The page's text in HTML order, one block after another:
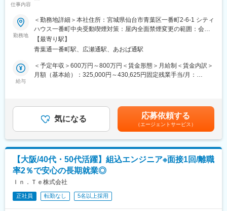
今後エンジニア事業を当社の主軸事業にしていくため、組織体制
の強化や
お客様先での体制化・自社請負を目指しています。拡大のため今
後も未経験の方の採用も継続して進めていく予定です。
◆当社の魅力：
◎技術スキルだけではなくヒューマンスキルを成長できる環境◎
いただき開発サポート進めていただく役割を期待しています。技
術成長だけではなく、技術伝達やマネジメント能力などヒューマ
ンスキルも成長できる環境です。
◎手を動かし続けられる環境◎
エンジニアとして設計～テストまでの工程をお任せする案件が主
流となっているためマネジメントだけではなくご自身でも手を動
かしつつ生涯エンジニアとしてご活躍いただける環境です。
手を動かすことはやめないながらもマネジメントや後進育成に努
めていきたい方にフィットする環境です
仕事内容
SES事業の拡大と仙台エリアでの案件増加に伴い、体制強化のた
めの増員募集です。エンジニアファーストの方針を貫きながら、
より多くの案件で価値提供できるPM・SEを迎えたいと考えてい
ます。
■業務内容：
仙台市内を中心としたクライアント先に常駐し、組み込み系シス
【主な業務】
・クライアントとの折衝、調整、報告
・チームメンバーのタスク管理、技術フォロー など
※Java案件が多く、組み込み系からWeb系へのスキルチェンジ希
望の方も歓迎です。
■働き方・案件アサイン：
・仙台市内案件が中心で、UIターン希望の方もご活躍いただける
勤務地
＜勤務地詳細＞本社住所：宮城県仙台市青葉区一番町2-6-1 シティ
ハウス一番町中央受動喫煙対策：屋内全面禁煙変更の範囲：会社
の定める事業所
【最寄り駅】
青葉通一番町駅、広瀬通駅、あおば通駅
給与
＜予定年収＞600万円～800万円＜賃金形態＞月給制＜賃金内訳＞
月額（基本給）：325,000円～430,625円固定残業手当/月：
は年3回（6月、8月、12月）支給。案件単価の約80％を給与・賞
与として還元。前職年収を下回ることはありません。賃金はあく
までも目安の金額であり、選考を通じて上下する可能性がありま
す。月給(月額)は固定手当を含めた表記です。
気になる 応募依頼する
（エージェントサービス）
【大阪/40代・50代活躍】組込エンジニア※面接1回/離職
率2％で安心の長期就業◎
Ｉｎ．Ｔｅ株式会社
正社員 転勤なし 5名以上採用